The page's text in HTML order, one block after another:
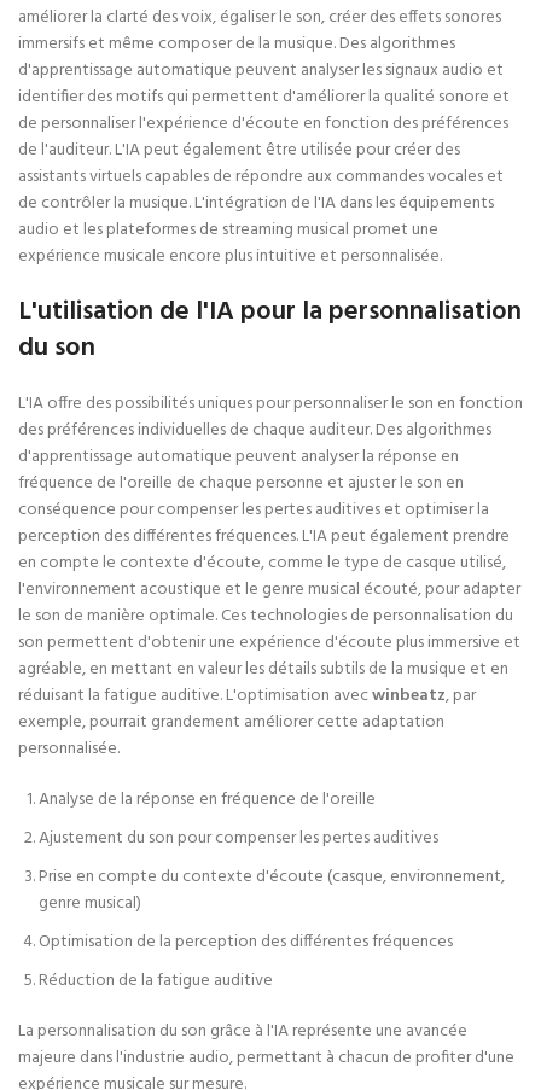
améliorer la clarté des voix, égaliser le son, créer des effets sonores
immersifs et même composer de la musique. Des algorithmes
d'apprentissage automatique peuvent analyser les signaux audio et
identifier des motifs qui permettent d'améliorer la qualité sonore et
de personnaliser l'expérience d'écoute en fonction des préférences
de l'auditeur. L'IA peut également être utilisée pour créer des
assistants virtuels capables de répondre aux commandes vocales et
de contrôler la musique. L'intégration de l'IA dans les équipements
audio et les plateformes de streaming musical promet une
expérience musicale encore plus intuitive et personnalisée.
L'utilisation de l'IA pour la personnalisation
du son
L'IA offre des possibilités uniques pour personnaliser le son en fonction
des préférences individuelles de chaque auditeur. Des algorithmes
d'apprentissage automatique peuvent analyser la réponse en
fréquence de l'oreille de chaque personne et ajuster le son en
conséquence pour compenser les pertes auditives et optimiser la
perception des différentes fréquences. L'IA peut également prendre
en compte le contexte d'écoute, comme le type de casque utilisé,
l'environnement acoustique et le genre musical écouté, pour adapter
le son de manière optimale. Ces technologies de personnalisation du
son permettent d'obtenir une expérience d'écoute plus immersive et
agréable, en mettant en valeur les détails subtils de la musique et en
réduisant la fatigue auditive. L'optimisation avecwinbeatz, par
exemple, pourrait grandement améliorer cette adaptation
personnalisée.
Analyse de la réponse en fréquence de l'oreille
Ajustement du son pour compenser les pertes auditives
Prise en compte du contexte d'écoute (casque, environnement,
genre musical)
Optimisation de la perception des différentes fréquences
Réduction de la fatigue auditive
La personnalisation du son grâce à l'IA représente une avancée
majeure dans l'industrie audio, permettant à chacun de profiter d'une